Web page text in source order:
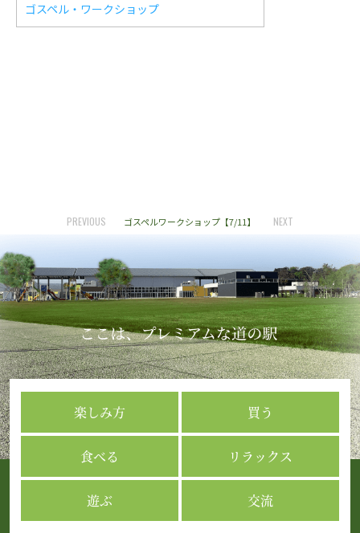
ゴスペル・ワークショップ
PREVIOUS ゴスペルワークショップ【7/11】 NEXT
楽しみ方 買う
食べる リラックス
遊ぶ 交流